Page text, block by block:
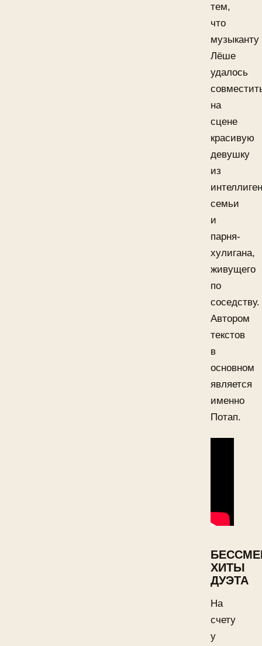
тем,
что
музыканту
Лёше
удалось
на
сцене
красивую
девушку
из
семьи
и
парня-
хулигана,
живущего
по
соседству.
Автором
текстов
в
основном
является
именно
Потап.
ХИТЫ
ДУЭТА
На
счету
у